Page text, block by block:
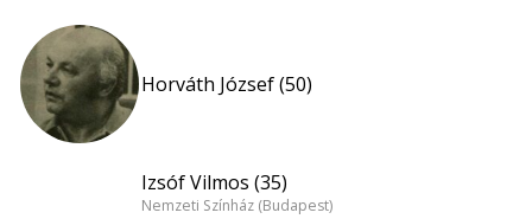
Horváth József (50)
Izsóf Vilmos (35)
Nemzeti Színház (Budapest)